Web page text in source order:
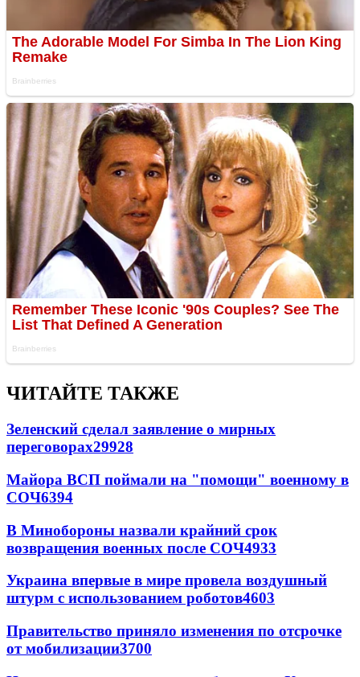
ЧИТАЙТЕ ТАКЖЕ
Зеленский сделал заявление о мирных
переговорах29928
Майора ВСП поймали на "помощи" военному в
СОЧ6394
В Минобороны назвали крайний срок
возвращения военных после СОЧ4933
Украина впервые в мире провела воздушный
штурм с использованием роботов4603
Правительство приняло изменения по отсрочке
от мобилизации3700